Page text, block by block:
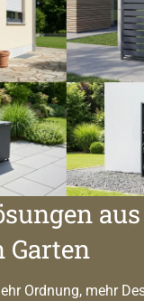
Garten
Ordnung, mehr